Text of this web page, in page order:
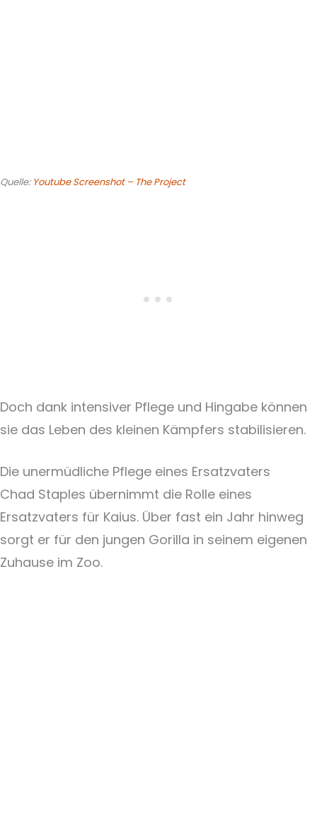
Quelle: Youtube Screenshot – The Project
Doch dank intensiver Pflege und Hingabe können
sie das Leben des kleinen Kämpfers stabilisieren.
Die unermüdliche Pflege eines Ersatzvaters
Chad Staples übernimmt die Rolle eines
Ersatzvaters für Kaius. Über fast ein Jahr hinweg
sorgt er für den jungen Gorilla in seinem eigenen
Zuhause im Zoo.